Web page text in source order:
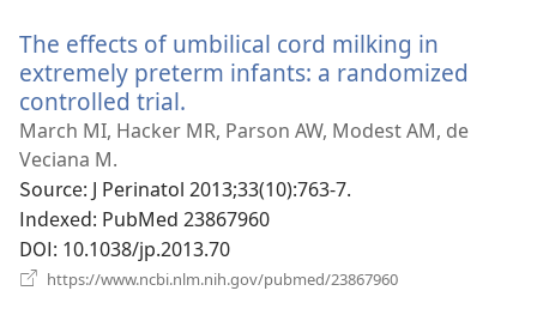
창
열
기)
The effects of umbilical cord milking in
extremely preterm infants: a randomized
controlled trial.
로
창
열
기)
March MI, Hacker MR, Parson AW, Modest AM, de
Veciana M.
Source‎: J Perinatol 2013;33(10):763-7.
Indexed‎: PubMed 23867960
DOI‎: 10.1038/jp.2013.70
https://www.ncbi.nlm.nih.gov/pubmed/23867960